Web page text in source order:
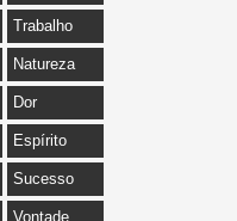
Trabalho
Natureza
Dor
Espírito
Sucesso
Vontade